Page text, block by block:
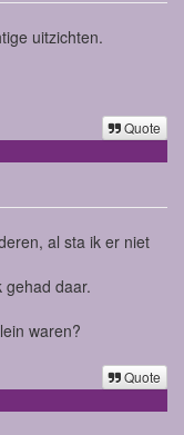
uitzichten.
Quote
al sta ik er niet
gehad daar.
waren?
Quote